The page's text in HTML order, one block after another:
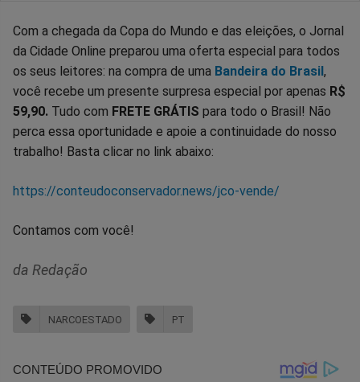
Com a chegada da Copa do Mundo e das eleições, o Jornal
da Cidade Online preparou uma oferta especial para todos
os seus leitores: na compra de uma Bandeira do Brasil ,
você recebe um presente surpresa especial por apenas R$
59,90. Tudo com FRETE GRÁTIS para todo o Brasil! Não
perca essa oportunidade e apoie a continuidade do nosso
trabalho! Basta clicar no link abaixo:
https://conteudoconservador.news/jco-vende/
Contamos com você!
da Redação
NARCOESTADO PT